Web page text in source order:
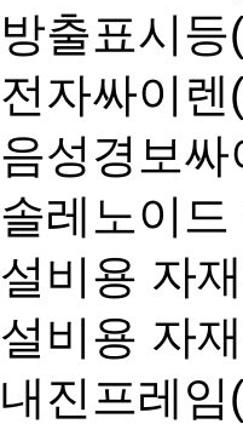
방출표시
전자싸이
음성경보
솔레노이
설비용 자재
설비용 자재
내진프레